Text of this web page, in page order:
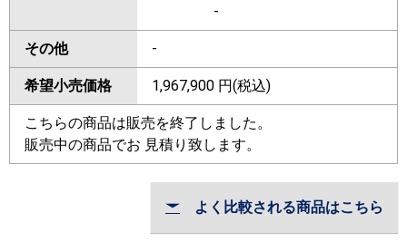
-
その他 -
希望小売価格 1,967,900 円(税込)
こちらの商品は販売を終了しました。
販売中の商品でお 見積り致します。
よく比較される商品はこちら